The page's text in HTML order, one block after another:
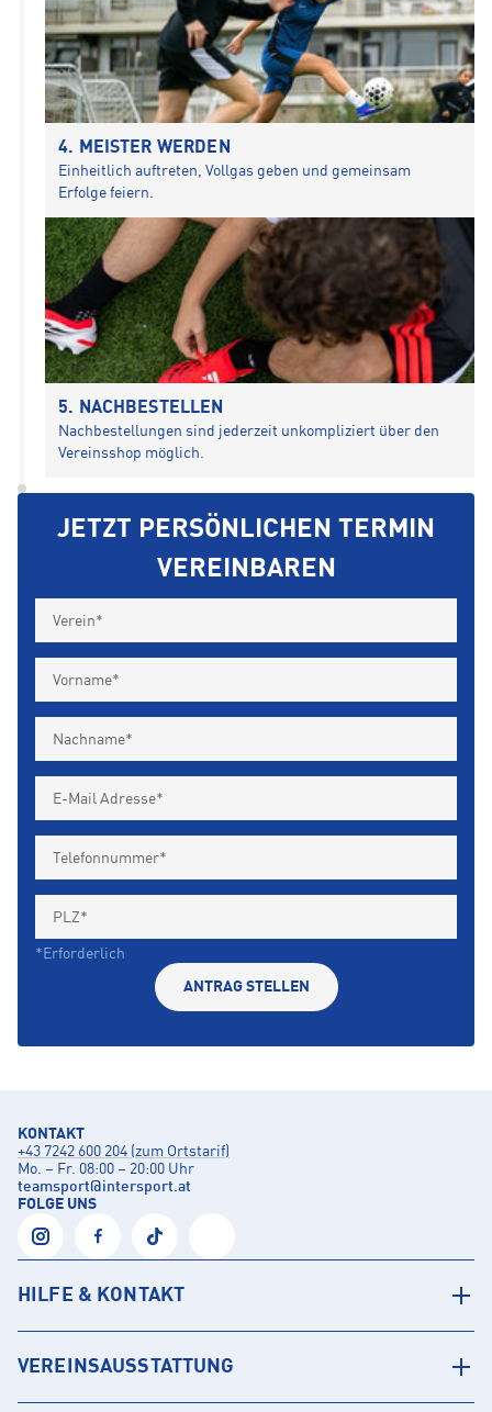
MEISTER WERDEN
Einheitlich auftreten, Vollgas geben und gemeinsam
Erfolge feiern.
NACHBESTELLEN
Nachbestellungen sind jederzeit unkompliziert über den
Vereinsshop möglich.
JETZT PERSÖNLICHEN TERMIN
VEREINBAREN
*Erforderlich
ANTRAG STELLEN
KONTAKT
+43 7242 600 204 (zum Ortstarif)
Mo. – Fr. 08:00 – 20:00 Uhr
teamsport@intersport.at
FOLGE UNS
HILFE & KONTAKT
VEREINSAUSSTATTUNG